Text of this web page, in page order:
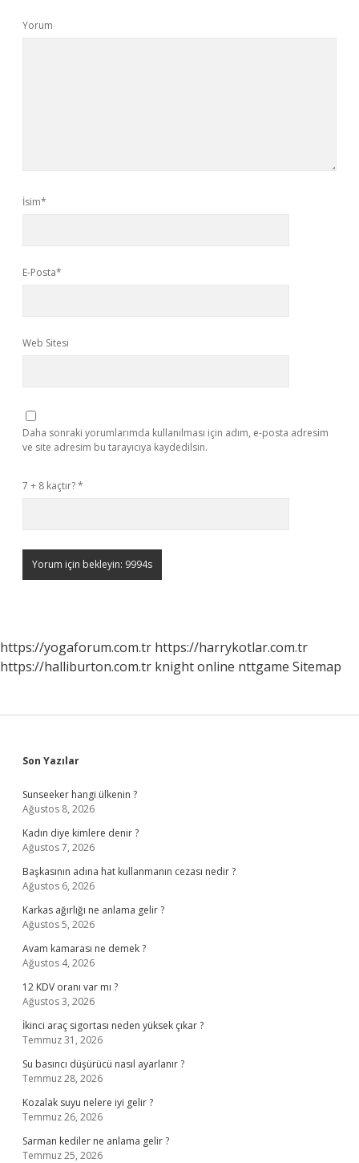
Yorum
İsim*
E-Posta*
Web Sitesi
Daha sonraki yorumlarımda kullanılması için adım, e-posta adresim
ve site adresim bu tarayıcıya kaydedilsin.
7 + 8 kaçtır?*
https://yogaforum.com.tr https://harrykotlar.com.tr
https://halliburton.com.tr knight online nttgame Sitemap
Sidebar
Son Yazılar
Sunseeker hangi ülkenin ?
Ağustos 8, 2026
Kadın diye kimlere denir ?
Ağustos 7, 2026
Başkasının adına hat kullanmanın cezası nedir ?
Ağustos 6, 2026
Karkas ağırlığı ne anlama gelir ?
Ağustos 5, 2026
Avam kamarası ne demek ?
Ağustos 4, 2026
12 KDV oranı var mı ?
Ağustos 3, 2026
İkinci araç sigortası neden yüksek çıkar ?
Temmuz 31, 2026
Su basıncı düşürücü nasıl ayarlanır ?
Temmuz 28, 2026
Kozalak suyu nelere iyi gelir ?
Temmuz 26, 2026
Sarman kediler ne anlama gelir ?
Temmuz 25, 2026